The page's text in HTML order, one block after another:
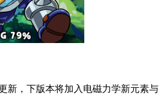
新，下版本将加入电磁力学新元素与